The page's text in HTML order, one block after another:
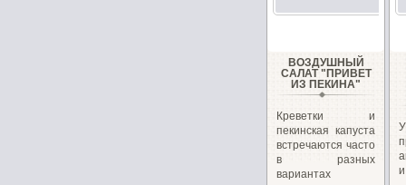
ВОЗДУШНЫЙ
САЛАТ "ПРИВЕТ
ИЗ ПЕКИНА"
Креветки и
пекинская капуста
встречаются часто
в разных
вариантах